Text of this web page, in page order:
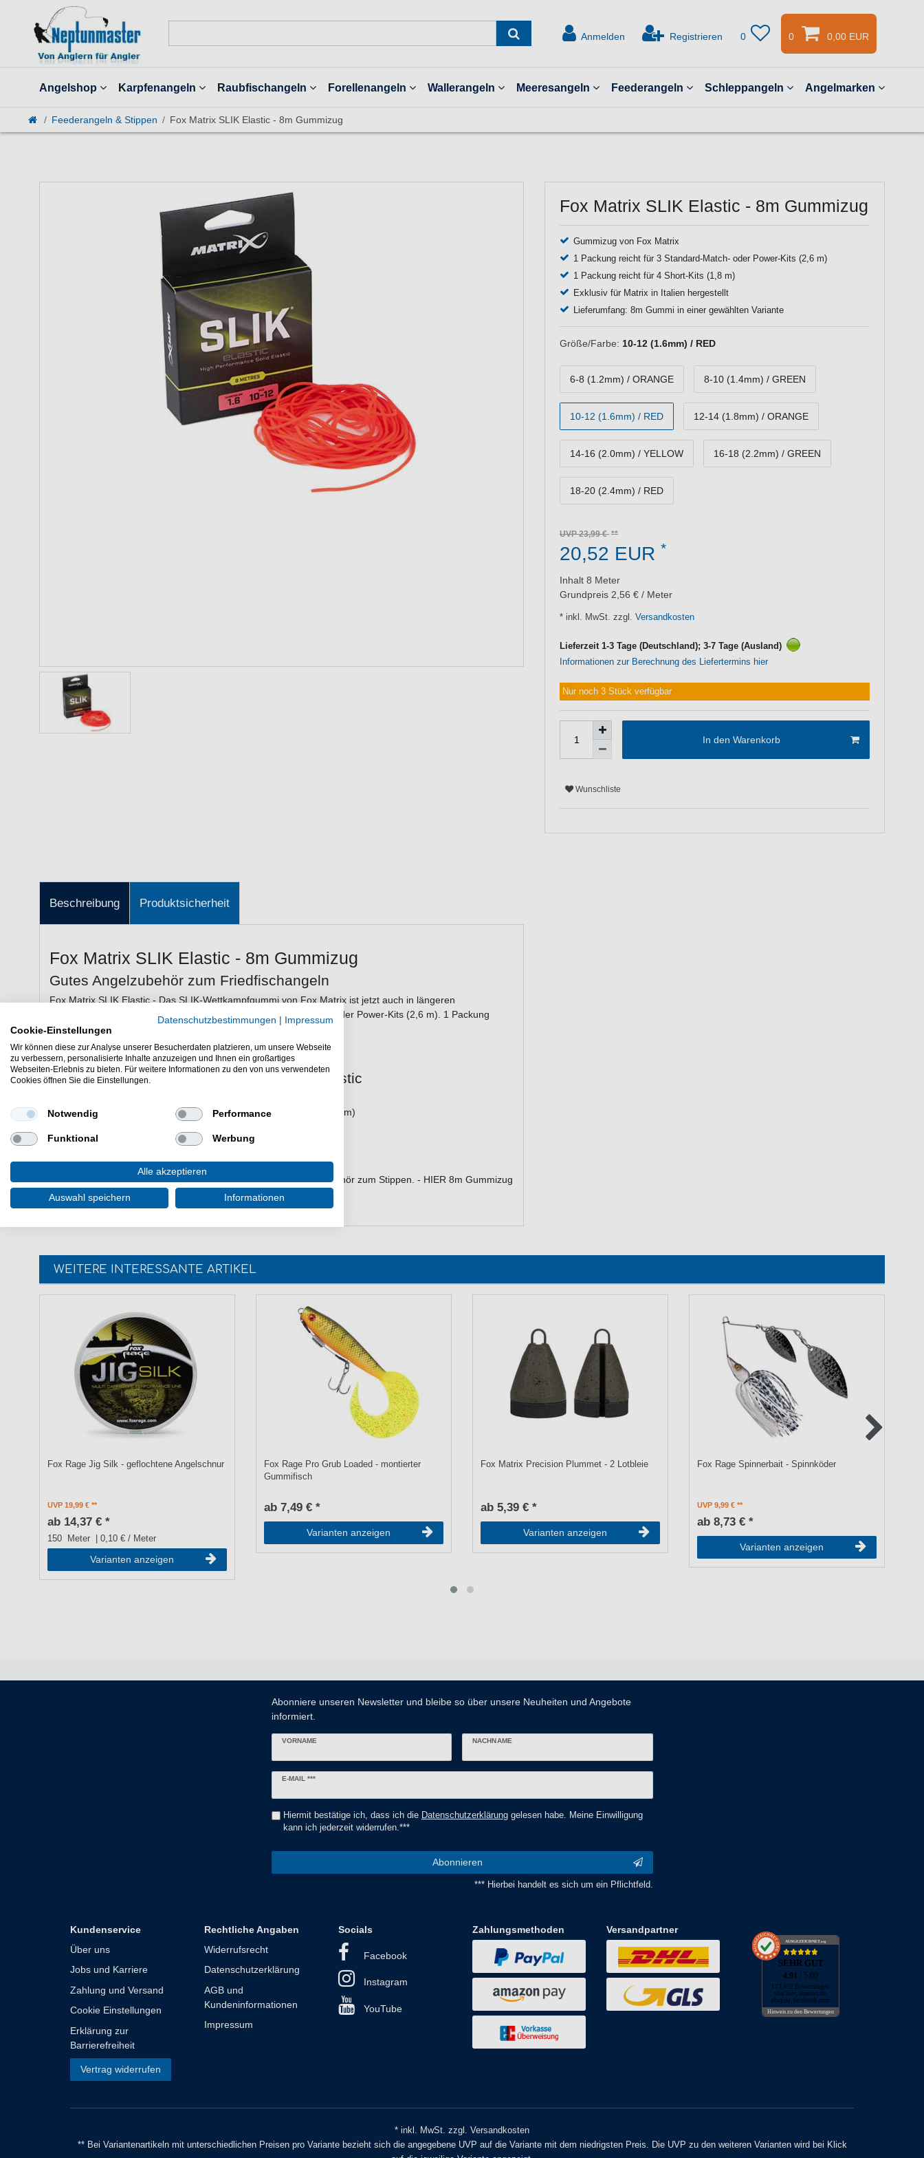
Anmelden Registrieren 0 0 0,00 EUR
Angelshop Karpfenangeln Raubfischangeln Forellenangeln Wallerangeln Meeresangeln Feederangeln Schleppangeln Angelmarken
Feederangeln & Stippen Fox Matrix SLIK Elastic - 8m Gummizug
Fox Matrix SLIK Elastic - 8m Gummizug
Gummizug von Fox Matrix
1 Packung reicht für 3 Standard-Match- oder Power-Kits (2,6 m)
1 Packung reicht für 4 Short-Kits (1,8 m)
Exklusiv für Matrix in Italien hergestellt
Lieferumfang: 8m Gummi in einer gewählten Variante
Größe/Farbe: 10-12 (1.6mm) / RED
6-8 (1.2mm) / ORANGE 8-10 (1.4mm) / GREEN
10-12 (1.6mm) / RED 12-14 (1.8mm) / ORANGE
14-16 (2.0mm) / YELLOW 16-18 (2.2mm) / GREEN
18-20 (2.4mm) / RED
UVP 23,99 €
20,52 EUR *
Inhalt 8 Meter
Grundpreis 2,56 € / Meter
* inkl. MwSt. zzgl. Versandkosten
Lieferzeit 1-3 Tage (Deutschland); 3-7 Tage (Ausland)
Informationen zur Berechnung des Liefertermins hier
Nur noch 3 Stück verfügbar
In den Warenkorb
Wunschliste
Beschreibung Produktsicherheit
Fox Matrix SLIK Elastic - 8m Gummizug
Gutes Angelzubehör zum Friedfischangeln
Fox Matrix SLIK Elastic - Das SLIK-Wettkampfgummi von Fox Matrix ist jetzt auch in längeren
Abmessungen erhältlich. 1 Packung reicht für 3 Standard-Match- oder Power-Kits (2,6 m). 1 Packung
reicht für 4 Short-Kits (1,8 m). Exklusiv für Matrix hergestellt.
Eigenschaften von dem Fox Matrix SLIK Elastic
1 Packung reicht für 3 Standard-Match- oder Power-Kits (2,6 m)
Exklusiv für Matrix in Italien hergestellt
Günstig SLIK Elastic online kaufen & sparen. Fox Matrix Angelzubehör zum Stippen. - HIER 8m Gummizug
bestellen.
WEITERE INTERESSANTE ARTIKEL
Fox Rage Jig Silk - geflochtene Angelschnur
UVP 19,99 €
ab 14,37 € *
150 Meter | 0,10 € / Meter
Varianten anzeigen
Fox Rage Pro Grub Loaded - montierter
Gummifisch
ab 7,49 € *
Varianten anzeigen
Fox Matrix Precision Plummet - 2 Lotbleie
ab 5,39 € *
Varianten anzeigen
Fox Rage Spinnerbait - Spinnköder
UVP 9,99 €
ab 8,73 € *
Varianten anzeigen
Abonniere unseren Newsletter und bleibe so über unsere Neuheiten und Angebote
informiert.
VORNAME NACHNAME
E-MAIL ***
Newsletter
Hiermit bestätige ich, dass ich die Daten­schutz­erklärung gelesen habe. Meine Einwilligung
kann ich jederzeit widerrufen.***
Abonnieren
*** Hierbei handelt es sich um ein Pflichtfeld.
Kundenservice
Über uns
Jobs und Karriere
Zahlung und Versand
Cookie Einstellungen
Erklärung zur
Barrierefreiheit
Vertrag widerrufen
Rechtliche Angaben
Widerrufsrecht
Datenschutzerklärung
AGB und
Kundeninformationen
Impressum
Socials
Facebook
Instagram
YouTube
Zahlungsmethoden Versandpartner
AUSGEZEICHNET.org
SEHR GUT
4.91/ 5.00
173.452 Bewertungen
von hier, amazon.de,
ebay.de, facebook.com
Hinweis zu den Bewertungen
* inkl. MwSt. zzgl. Versandkosten
** Bei Variantenartikeln mit unterschiedlichen Preisen pro Variante bezieht sich die angegebene UVP auf die Variante mit dem niedrigsten Preis. Die UVP zu den weiteren Varianten wird bei Klick
Datenschutzbestimmungen | Impressum
Cookie-Einstellungen
Wir können diese zur Analyse unserer Besucherdaten platzieren, um unsere Webseite
zu verbessern, personalisierte Inhalte anzuzeigen und Ihnen ein großartiges
Webseiten-Erlebnis zu bieten. Für weitere Informationen zu den von uns verwendeten
Cookies öffnen Sie die Einstellungen.
Notwendig Performance
Funktional Werbung
Alle akzeptieren
Auswahl speichern Informationen